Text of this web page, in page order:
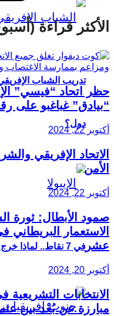
دول؟
في 7 نقاط.. لماذا خرج تفشي وباء إيبولا عن السيطرة؟
الأكثر قراءة
حظر اتحاد “فيسي”
“بيادق” غباغبو على
أكتوبر 22, 2024
الاتحاد الإفريقي
الأمن
أكتوبر 22, 2024
صمود الأبطال: ثورة
الاستعمار البريطاني
عشر
أكتوبر 20, 2024
الانتخابات
مبارزة عن بُعْد بين